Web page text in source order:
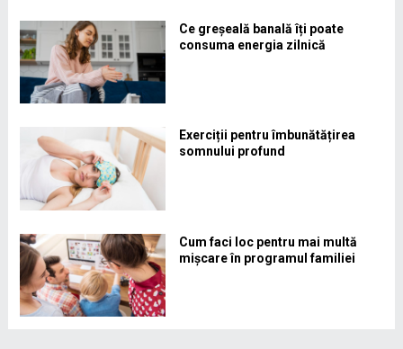
Ce greșeală banală îți poate
consuma energia zilnică
Exerciții pentru îmbunătățirea
somnului profund
Cum faci loc pentru mai multă
mișcare în programul familiei